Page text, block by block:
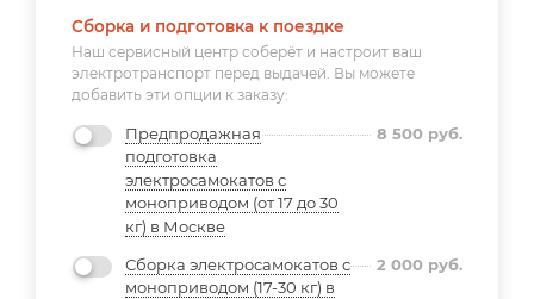
Сборка и подготовка к поездке
Наш сервисный центр соберёт и настроит ваш
электротранспорт перед выдачей. Вы можете
добавить эти опции к заказу:
Предпродажная
подготовка
электросамокатов с
моноприводом (от 17 до 30
кг) в Москве
8 500 руб.
Сборка электросамокатов с
моноприводом (17-30 кг) в
2 000 руб.